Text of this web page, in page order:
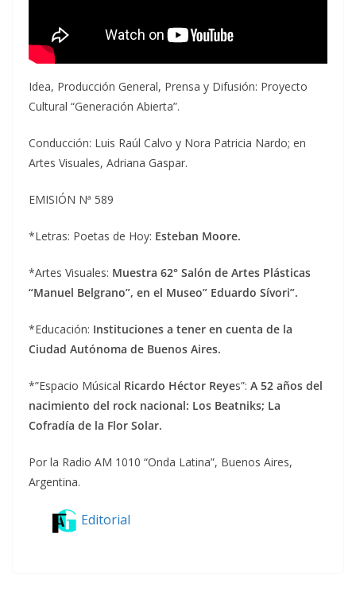
Idea, Producción General, Prensa y Difusión: Proyecto
Cultural “Generación Abierta”.
Conducción: Luis Raúl Calvo y Nora Patricia Nardo; en
Artes Visuales, Adriana Gaspar.
EMISIÓN Nª 589
*Letras: Poetas de Hoy: Esteban Moore.
*Artes Visuales: Muestra 62° Salón de Artes Plásticas
“Manuel Belgrano”, en el Museo” Eduardo Sívori”.
*Educación: Instituciones a tener en cuenta de la
Ciudad Autónoma de Buenos Aires.
*”Espacio Músical Ricardo Héctor Reyes”: A 52 años del
nacimiento del rock nacional: Los Beatniks; La
Cofradía de la Flor Solar.
Por la Radio AM 1010 “Onda Latina”, Buenos Aires,
Argentina.
Editorial